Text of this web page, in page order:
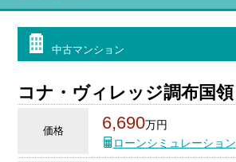
中古マンション
コナ・ヴィレッジ調布国領
価格 6,690万円
ローンシミュレーション